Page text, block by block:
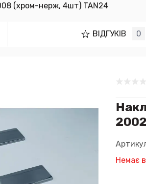
(хром-нерж, 4шт) TAN24
ВІДГУКІВ 0
Немає